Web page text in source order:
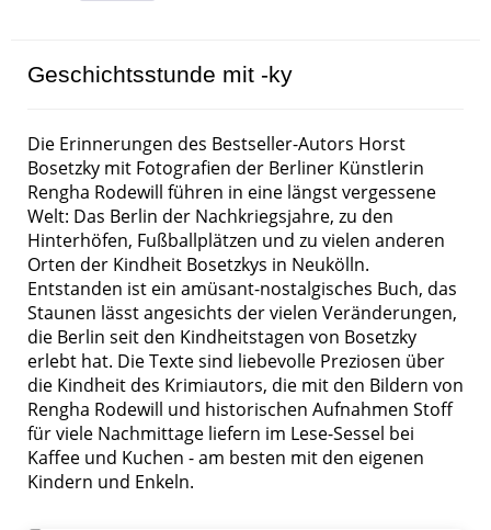
Geschichtsstunde mit -ky
Die Erinnerungen des Bestseller-Autors Horst
Bosetzky mit Fotografien der Berliner Künstlerin
Rengha Rodewill führen in eine längst vergessene
Welt: Das Berlin der Nachkriegsjahre, zu den
Hinterhöfen, Fußballplätzen und zu vielen anderen
Orten der Kindheit Bosetzkys in Neukölln.
Entstanden ist ein amüsant-nostalgisches Buch, das
Staunen lässt angesichts der vielen Veränderungen,
die Berlin seit den Kindheitstagen von Bosetzky
erlebt hat. Die Texte sind liebevolle Preziosen über
die Kindheit des Krimiautors, die mit den Bildern von
Rengha Rodewill und historischen Aufnahmen Stoff
für viele Nachmittage liefern im Lese-Sessel bei
Kaffee und Kuchen - am besten mit den eigenen
Kindern und Enkeln.